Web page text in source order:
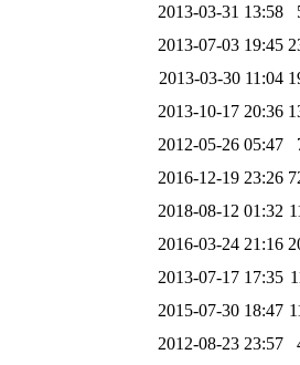
2013-03-31 13:58
2013-07-03 19:45
2013-03-30 11:04
2013-10-17 20:36
2012-05-26 05:47
2016-12-19 23:26
2018-08-12 01:32
2016-03-24 21:16
2013-07-17 17:35
2015-07-30 18:47
2012-08-23 23:57